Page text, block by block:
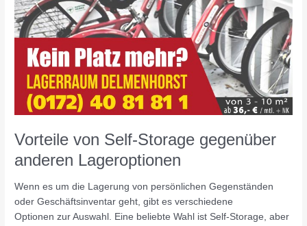
Vorteile von Self-Storage gegenüber
anderen Lageroptionen
Wenn es um die Lagerung von persönlichen Gegenständen
oder Geschäftsinventar geht, gibt es verschiedene
Optionen zur Auswahl. Eine beliebte Wahl ist Self-Storage, aber
anderen
Lageroptionen